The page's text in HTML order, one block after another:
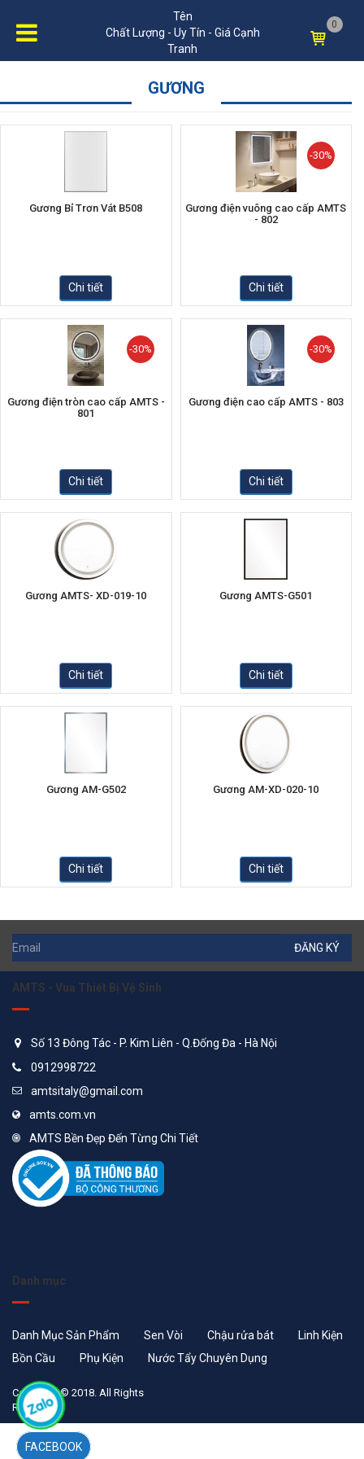
Tên
Chất Lượng - Uy Tín - Giá Cạnh
Tranh
0
GƯƠNG
Gương Bỉ Trơn Vát B508
Chi tiết
-30%
Gương điện vuông cao cấp AMTS
- 802
Chi tiết
-30%
Gương điện tròn cao cấp AMTS -
801
Chi tiết
-30%
Gương điện cao cấp AMTS - 803
Chi tiết
Gương AMTS- XD-019-10
Chi tiết
Gương AMTS-G501
Chi tiết
Gương AM-G502
Chi tiết
Gương AM-XD-020-10
Chi tiết
ĐĂNG KÝ
AMTS - Vua Thiết Bị Vệ Sinh
Số 13 Đông Tác - P. Kim Liên - Q.Đống Đa - Hà Nội
0912998722
amtsitaly@gmail.com
amts.com.vn
AMTS Bền Đẹp Đến Từng Chi Tiết
Danh mục
Danh Mục Sản Phẩm Sen Vòi Chậu rửa bát
Linh Kiện
Bồn Cầu
Phụ Kiện Nước Tẩy Chuyên Dụng
Copyright © 2018. All Rights
Reserved
FACEBOOK